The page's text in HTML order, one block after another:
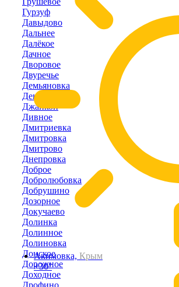
Акимовка, Крым
+30°
Гурзуф
Давыдово
Дальнее
Далёкое
Дачное
Дворовое
Двуречье
Демьяновка
Денисовка
Джанкой
Дивное
Дмитриевка
Дмитровка
Дмитрово
Днепровка
Доброе
Добролюбовка
Добрушино
Дозорное
Докучаево
Долинка
Долинное
Долиновка
Донское
Дорожное
Доходное
Дрофино